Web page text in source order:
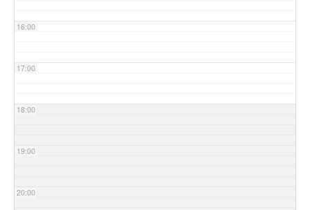
16:00
17:00
18:00
19:00
20:00